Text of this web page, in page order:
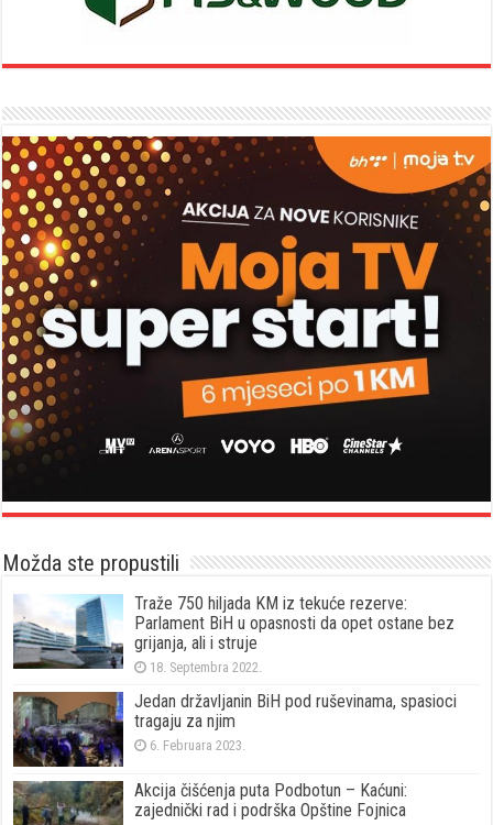
Možda ste propustili
Traže 750 hiljada KM iz tekuće rezerve:
Parlament BiH u opasnosti da opet ostane bez
grijanja, ali i struje
18. Septembra 2022.
Jedan državljanin BiH pod ruševinama, spasioci
tragaju za njim
6. Februara 2023.
Akcija čišćenja puta Podbotun – Kaćuni:
zajednički rad i podrška Opštine Fojnica